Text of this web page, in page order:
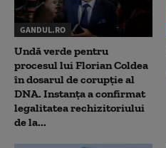
GANDUL.RO
Undă verde pentru
procesul lui Florian Coldea
în dosarul de corupție al
DNA. Instanța a confirmat
legalitatea rechizitoriului
de la...